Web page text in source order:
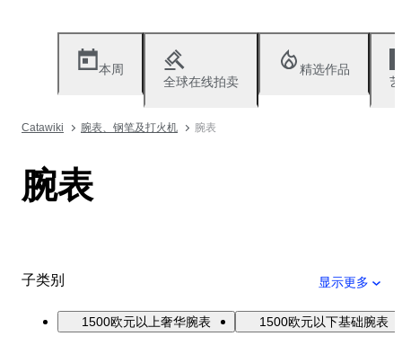
本周
全球在线拍卖
精选作品
Catawiki 腕表、钢笔及打火机 腕表
腕表
子类别 显示更多
1500欧元以上奢华腕表 1500欧元以下基础腕表